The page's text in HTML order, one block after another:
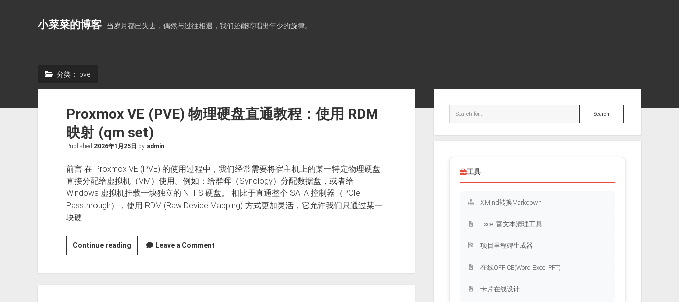
小菜菜的博客 当岁月都已失去，偶然与过往相遇，我们还能哼唱出年少的旋律。
分类： pve
Proxmox VE (PVE) 物理硬盘直通教程：使用 RDM
映射 (qm set)
Published 2026年1月25日 by admin
前言 在 Proxmox VE (PVE) 的使用过程中，我们经常需要将宿主机上的某一特定物理硬盘
直接分配给虚拟机（VM）使用。例如：给群晖（Synology）分配数据盘，或者给
Windows 虚拟机挂载一块独立的 NTFS 硬盘。 相比于直通整个 SATA 控制器（PCIe
Passthrough），使用 RDM (Raw Device Mapping) 方式更加灵活，它允许我们只通过某一
块硬…
Continue readingProxmox
VE
Leave a Comment
Search
工具
XMind转换Markdown
Excel 富文本清理工具
项目里程碑生成器
在线OFFICE(Word Excel PPT)
卡片在线设计